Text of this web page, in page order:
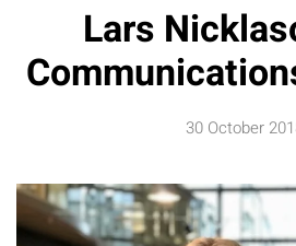
Lars
30 October